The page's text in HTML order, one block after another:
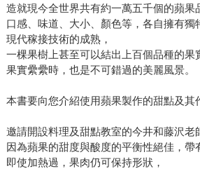
造就現今全世界共有約一萬五千個的蘋果
口感、味道、大小、顏色等，各自擁有獨
現代稼接技術的成熟，
一棵果樹上甚至可以結出上百個品種的果
果實纍纍時，也是不可錯過的美麗風景。
本書要向您介紹使用蘋果製作的甜點及其
邀請開設料理及甜點教室的今井和藤沢老
因為蘋果的甜度與酸度的平衡性絕佳，帶
即使加熱過，果肉仍可保持形狀，